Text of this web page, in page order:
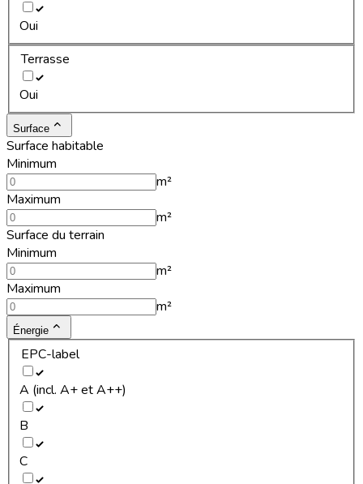
Oui
Terrasse
Oui
Surface
Surface habitable
Minimum
m²
Maximum
m²
Surface du terrain
Minimum
m²
Maximum
m²
Énergie
EPC-label
A (incl. A+ et A++)
B
C